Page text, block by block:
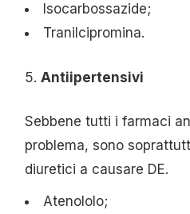
Isocarbossazide;
Tranilcipromina.
Antiipertensivi
Sebbene tutti i farmaci
problema, sono
diuretici a causare DE.
Atenololo;